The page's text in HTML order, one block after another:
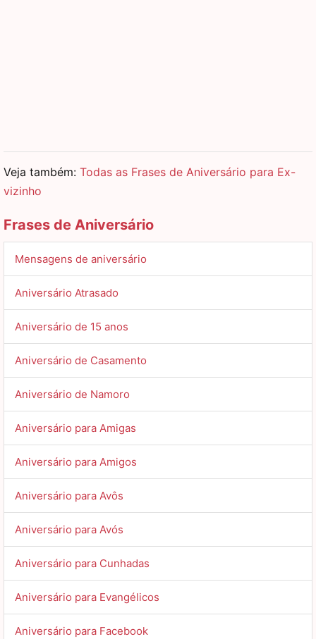
Veja também: Todas as Frases de Aniversário para Ex-
vizinho
Frases de Aniversário
Mensagens de aniversário
Aniversário Atrasado
Aniversário de 15 anos
Aniversário de Casamento
Aniversário de Namoro
Aniversário para Amigas
Aniversário para Amigos
Aniversário para Avôs
Aniversário para Avós
Aniversário para Cunhadas
Aniversário para Evangélicos
Aniversário para Facebook